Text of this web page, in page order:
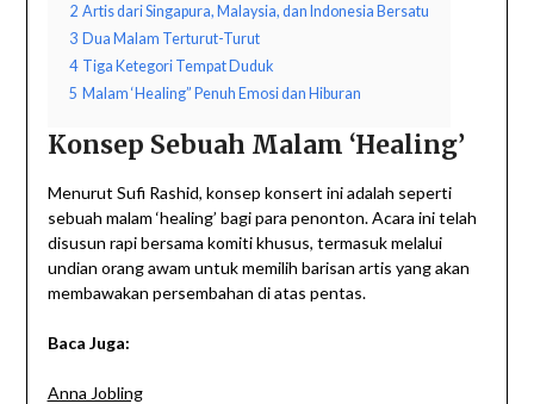
2 Artis dari Singapura, Malaysia, dan Indonesia Bersatu
3 Dua Malam Terturut-Turut
4 Tiga Ketegori Tempat Duduk
5 Malam ‘Healing” Penuh Emosi dan Hiburan
Konsep Sebuah Malam ‘Healing’
Menurut Sufi Rashid, konsep konsert ini adalah seperti
sebuah malam ‘healing’ bagi para penonton. Acara ini telah
disusun rapi bersama komiti khusus, termasuk melalui
undian orang awam untuk memilih barisan artis yang akan
membawakan persembahan di atas pentas.
Baca Juga:
Anna Jobling